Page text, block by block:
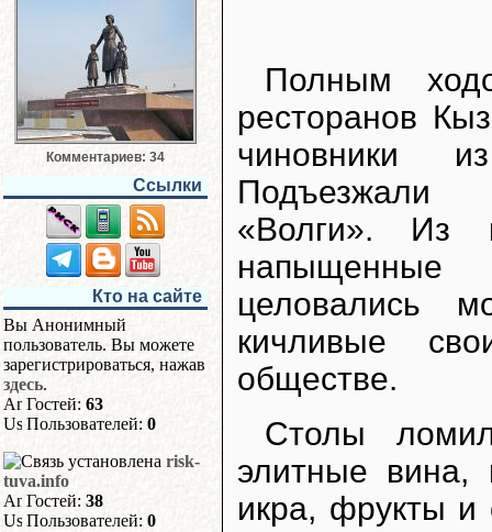
Комментариев: 34
Ссылки
Кто на сайте
Вы Анонимный
пользователь. Вы можете
зарегистрироваться, нажав
здесь.
Гостей: 63
Пользователей: 0
risk-
tuva.info
Гостей: 38
Пользователей: 0
Полным
ресторанов
чиновники
Подъезжали
«Волги». Из
напыщенные
целовались
кичливые
обществе.
Столы
элитные вина,
икра, фрукты и